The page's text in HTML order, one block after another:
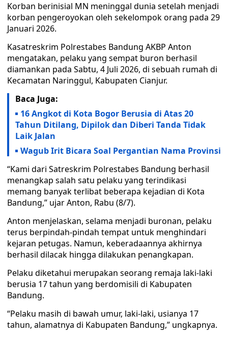
Korban berinisial MN meninggal dunia setelah menjadi
korban pengeroyokan oleh sekelompok orang pada 29
Januari 2026.
Kasatreskrim Polrestabes Bandung AKBP Anton
mengatakan, pelaku yang sempat buron berhasil
diamankan pada Sabtu, 4 Juli 2026, di sebuah rumah di
Kecamatan Naringgul, Kabupaten Cianjur.
Baca Juga:
16 Angkot di Kota Bogor Berusia di Atas 20
Tahun Ditilang, Dipilok dan Diberi Tanda Tidak
Laik Jalan
Wagub Irit Bicara Soal Pergantian Nama Provinsi
“Kami dari Satreskrim Polrestabes Bandung berhasil
menangkap salah satu pelaku yang terindikasi
memang banyak terlibat beberapa kejadian di Kota
Bandung,” ujar Anton, Rabu (8/7).
Anton menjelaskan, selama menjadi buronan, pelaku
terus berpindah-pindah tempat untuk menghindari
kejaran petugas. Namun, keberadaannya akhirnya
berhasil dilacak hingga dilakukan penangkapan.
Pelaku diketahui merupakan seorang remaja laki-laki
berusia 17 tahun yang berdomisili di Kabupaten
Bandung.
“Pelaku masih di bawah umur, laki-laki, usianya 17
tahun, alamatnya di Kabupaten Bandung,” ungkapnya.